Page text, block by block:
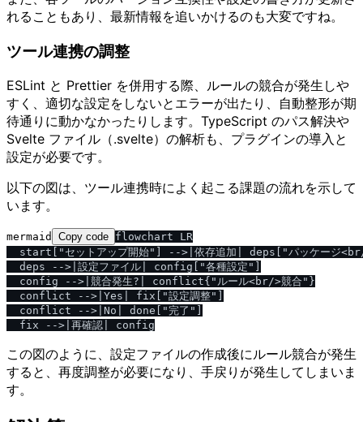
れることもあり、最新情報を追いかけるのも大変ですね。
ツール連携の調整
ESLint と Prettier を併用する際、ルールの競合が発生しや
すく、適切な設定をしないとエラーが出たり、自動整形が期
待通りに動かなかったりします。TypeScript のパス解決や
Svelte ファイル（.svelte）の解析も、プラグインの導入と
設定が必要です。
以下の図は、ツール連携時によく起こる課題の流れを示して
います。
mermaid Copy code flowchart LR
start["セットアップ開始"] -->|依存追加| deps["パッケージ
  deps -->|設定ファイル| config["各種設定"]
  config -->|競合発生?| conflict{"ルール<br/>競合"}
  conflict -->|Yes| fix["設定調整"]
  conflict -->|No| done["完了"]
この図のように、設定ファイルの作成後にルール競合が発生
すると、再度調整が必要になり、手戻りが発生してしまいま
す。